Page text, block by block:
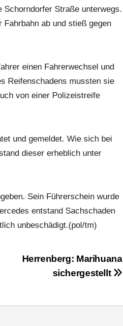
Straße unterwegs.
ab und stieß gegen
einen Fahrerwechsel und
Reifenschadens mussten sie
von einer Polizeistreife
und gemeldet. Wie sich bei
dieser erheblich unter
Sein Führerschein wurde
entstand Sachschaden
unbeschädigt.(pol/tm)
Herrenberg: Marihuana
sichergestellt